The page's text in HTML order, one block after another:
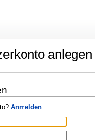
anlegen
Anmelden.